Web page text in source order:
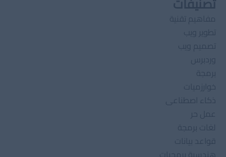
مفاهيم تقنية
تطوير ويب
تصميم ويب
وردبرس
برمجة
خوارزميات
ذكاء اصطناعى
عمل حر
لغات برمجة
قواعد بيانات